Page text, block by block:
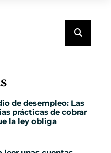
de desempleo: Las
prácticas de cobrar
la ley obliga